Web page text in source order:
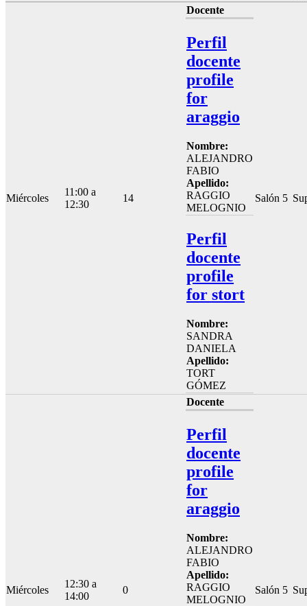
Miércoles
11:00 a
12:30
14
Docente
Perfil
docente
profile
for
araggio
Nombre:
ALEJANDRO
FABIO
Apellido:
RAGGIO
MELOGNIO
Perfil
docente
profile
for stort
Nombre:
SANDRA
DANIELA
Apellido:
TORT
GÓMEZ
Salón 5
Miércoles
12:30 a
14:00
0
Docente
Perfil
docente
profile
for
araggio
Nombre:
ALEJANDRO
FABIO
Apellido:
RAGGIO
MELOGNIO
Salón 5